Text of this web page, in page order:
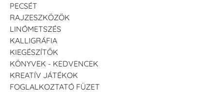
PECSÉT
RAJZESZKÖZÖK
LINÓMETSZÉS
KALLIGRÁFIA
KIEGÉSZÍTŐK
KÖNYVEK - KEDVENCEK
KREATÍV JÁTÉKOK
FOGLALKOZTATÓ FÜZET